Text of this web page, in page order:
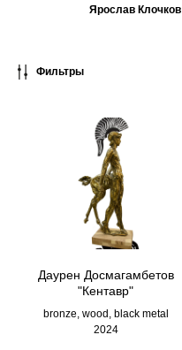
Ярослав Клочков
Фильтры
Даурен Досмагамбетов
"Кентавр"
bronze, wood, black metal
2024